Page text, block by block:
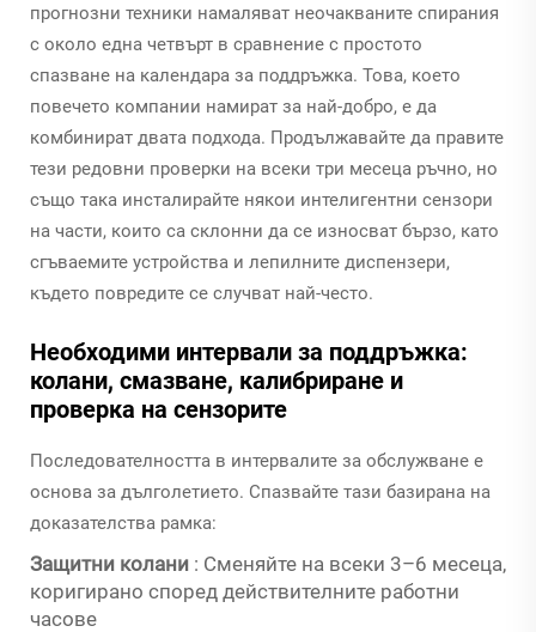
прогнозни техники намаляват неочакваните спирания
с около една четвърт в сравнение с простото
спазване на календара за поддръжка. Това, което
повечето компании намират за най-добро, е да
комбинират двата подхода. Продължавайте да правите
тези редовни проверки на всеки три месеца ръчно, но
също така инсталирайте някои интелигентни сензори
на части, които са склонни да се износват бързо, като
сгъваемите устройства и лепилните диспензери,
където повредите се случват най-често.
Необходими интервали за поддръжка:
колани, смазване, калибриране и
проверка на сензорите
Последователността в интервалите за обслужване е
основа за дълголетието. Спазвайте тази базирана на
доказателства рамка:
Защитни колани : Сменяйте на всеки 3–6 месеца,
коригирано според действителните работни
часове